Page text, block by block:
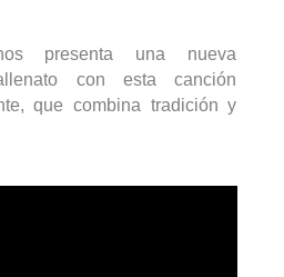
presenta una nueva
con esta canción
que combina tradición y